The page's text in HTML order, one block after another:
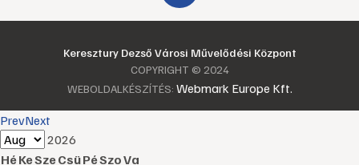
Keresztury Dezső Városi Művelődési Központ
COPYRIGHT © 2024
WEBOLDALKÉSZÍTÉS: Webmark Europe Kft.
PrevNext
2026
HéKeSzeCsüPéSzoVa